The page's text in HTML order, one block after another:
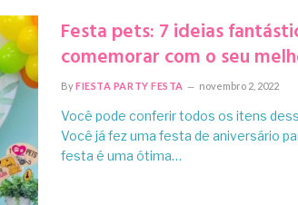
Festa pets: 7 ideias
comemorar com o seu
ByFIESTA PARTY FESTA novembro 2, 2022
Você pode conferir todos os itens
Você já fez uma festa de aniversário
festa é uma ótima…